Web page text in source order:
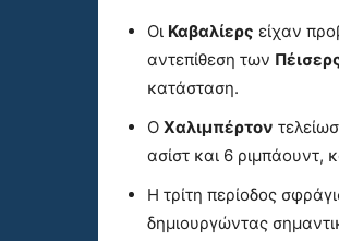
Οι Καβαλίερς είχαν
αντεπίθεση των
κατάσταση.
Ο Χαλιμπέρτον
ασίστ και 6 ριμπάουντ,
Η τρίτη περίοδος
δημιουργώντας